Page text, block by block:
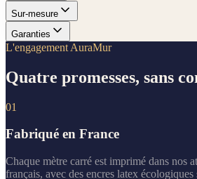
Sur-mesure
Garanties
L'engagement AuraMur
Quatre promesses, sans
01
Fabriqué en France
Chaque mètre carré est imprimé dans nos
français, avec des encres latex écologiques